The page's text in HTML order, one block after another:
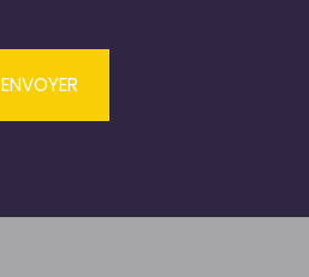
ENVOYER